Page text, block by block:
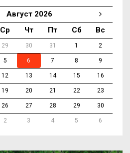
Август 2026
Ср Чт Пт Сб Вс
29 30 31 1 2
5 6 7 8 9
12 13 14 15 16
19 20 21 22 23
26 27 28 29 30
2 3 4 5 6